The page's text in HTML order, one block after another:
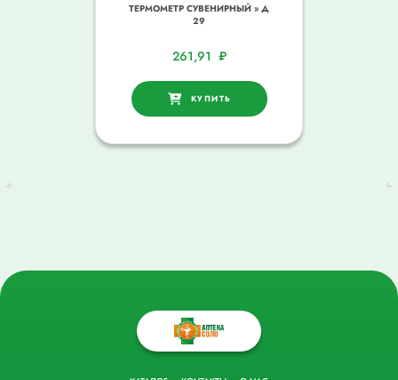
ТЕРМОМЕТР СУВЕНИРНЫЙ » Д
29
261,91 ₽
КУПИТЬ